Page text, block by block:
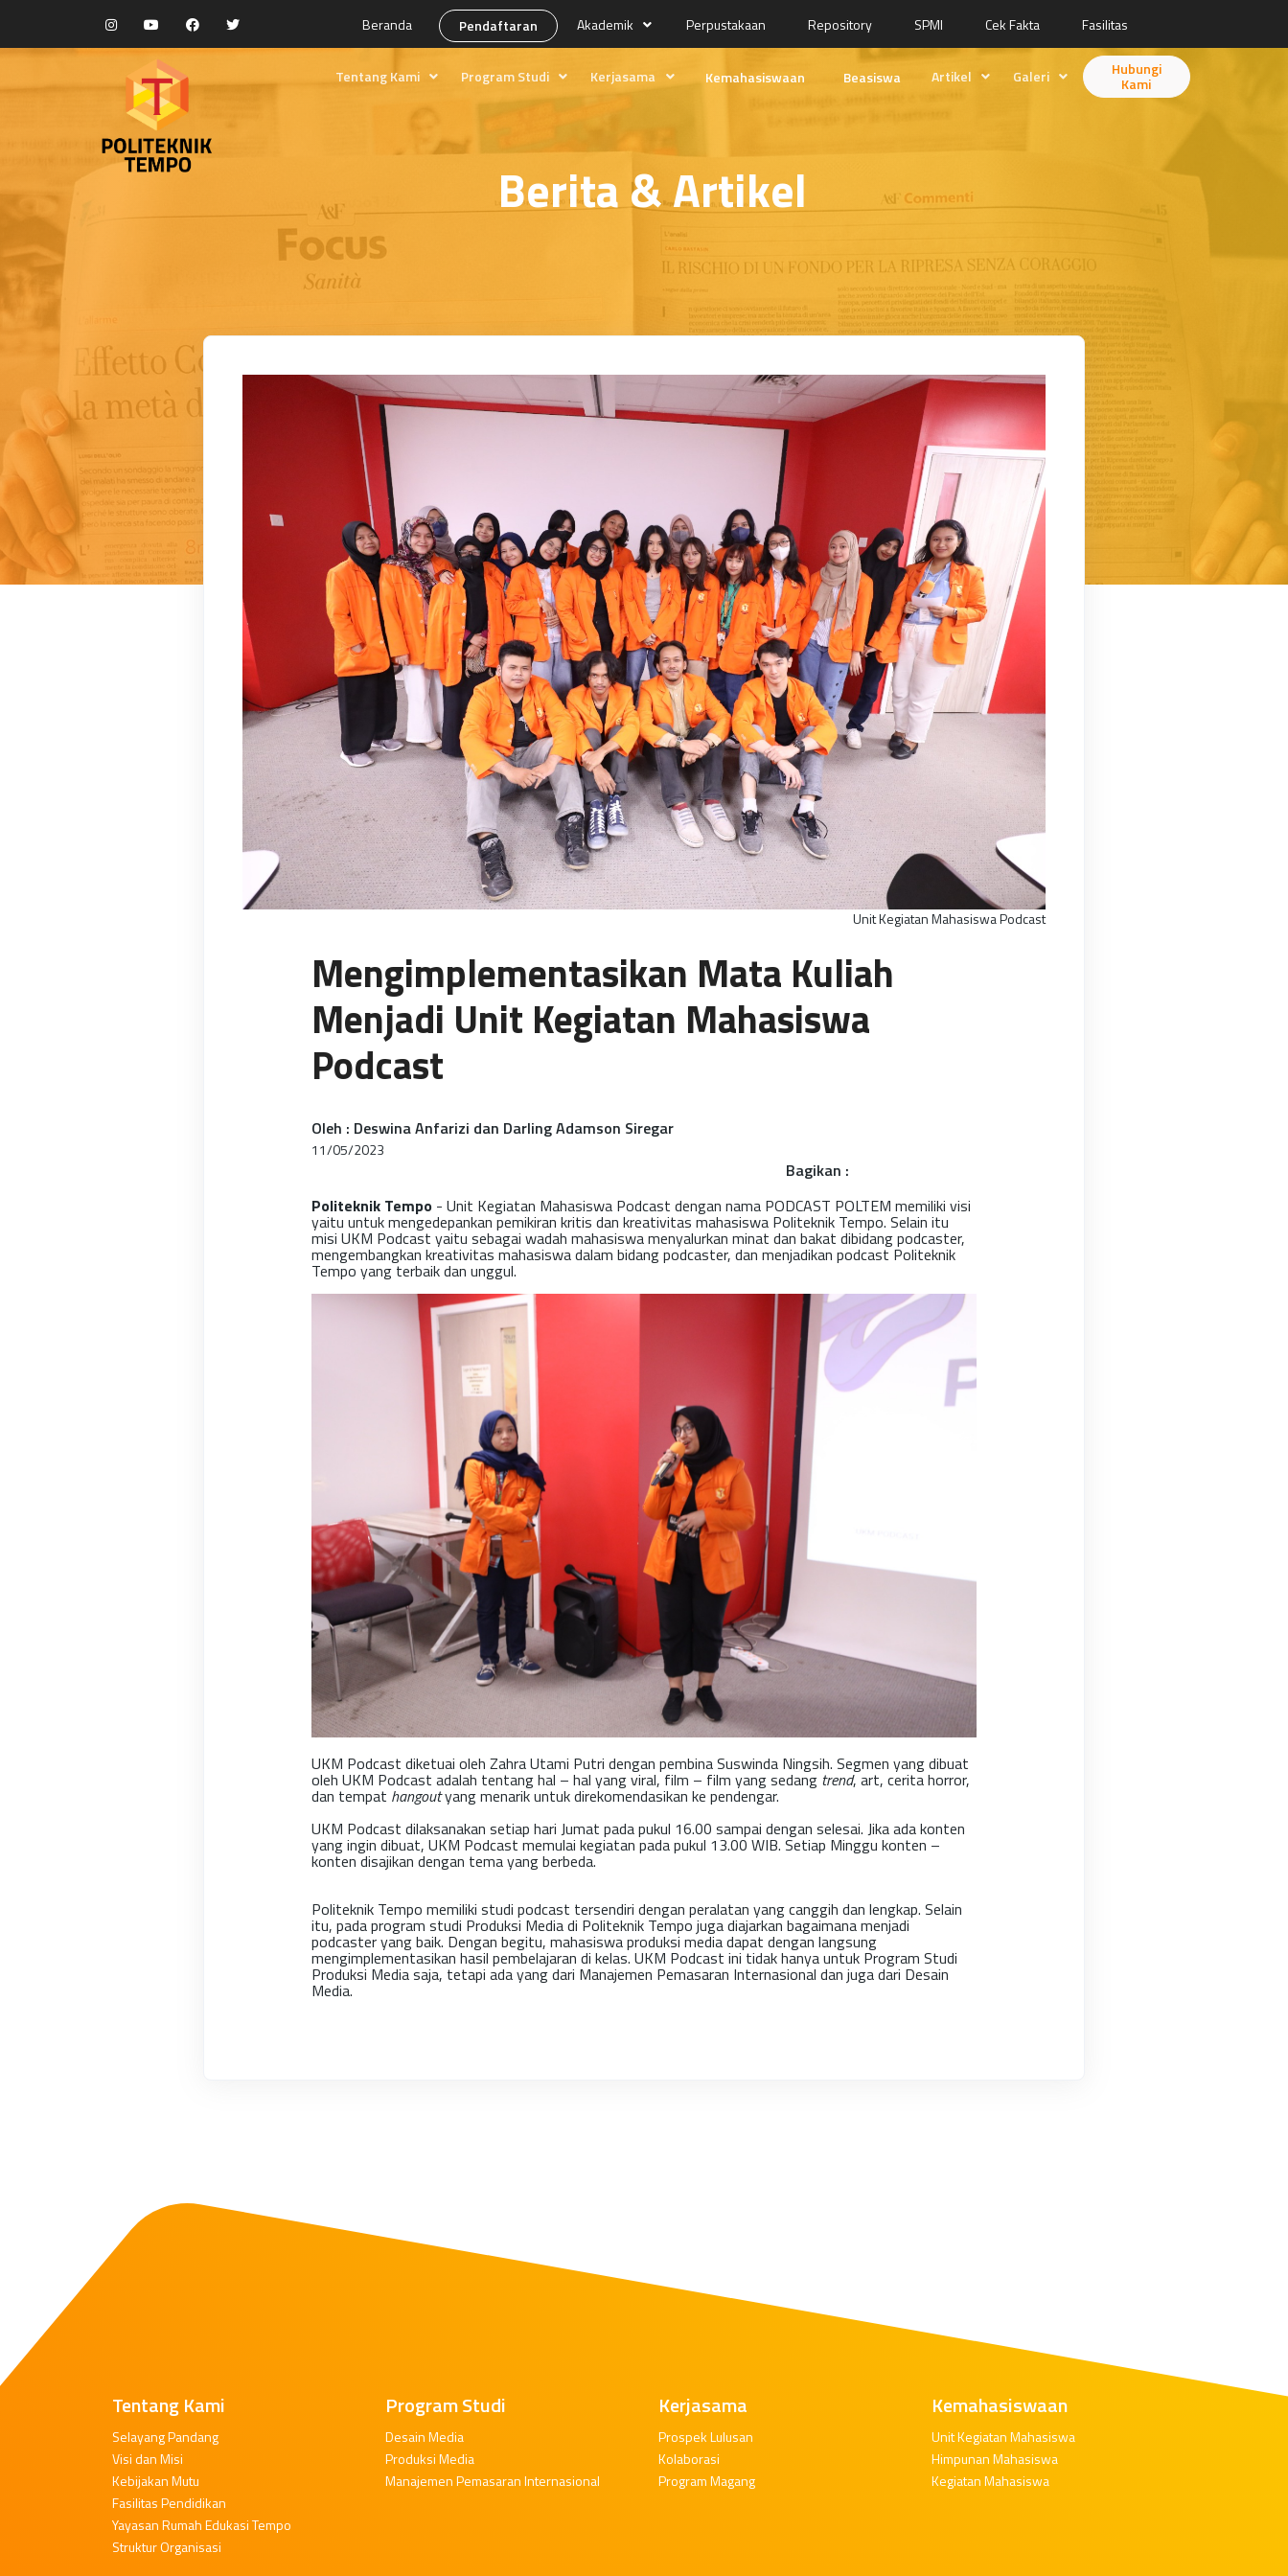
Beranda Pendaftaran Akademik Perpustakaan Repository SPMI Cek Fakta Fasilitas
Berita & Artikel
Unit Kegiatan Mahasiswa Podcast
Mengimplementasikan Mata Kuliah
Menjadi Unit Kegiatan Mahasiswa
Podcast
Oleh : Deswina Anfarizi dan Darling Adamson Siregar
11/05/2023
Bagikan :
Politeknik Tempo - Unit Kegiatan Mahasiswa Podcast dengan nama PODCAST POLTEM memiliki visi
yaitu untuk mengedepankan pemikiran kritis dan kreativitas mahasiswa Politeknik Tempo. Selain itu
misi UKM Podcast yaitu sebagai wadah mahasiswa menyalurkan minat dan bakat dibidang podcaster,
mengembangkan kreativitas mahasiswa dalam bidang podcaster, dan menjadikan podcast Politeknik
Tempo yang terbaik dan unggul.
UKM Podcast diketuai oleh Zahra Utami Putri dengan pembina Suswinda Ningsih. Segmen yang dibuat
oleh UKM Podcast adalah tentang hal – hal yang viral, film – film yang sedang trend, art, cerita horror,
dan tempat hangoutyang menarik untuk direkomendasikan ke pendengar.
UKM Podcast dilaksanakan setiap hari Jumat pada pukul 16.00 sampai dengan selesai. Jika ada konten
yang ingin dibuat, UKM Podcast memulai kegiatan pada pukul 13.00 WIB. Setiap Minggu konten –
konten disajikan dengan tema yang berbeda.
Politeknik Tempo memiliki studi podcast tersendiri dengan peralatan yang canggih dan lengkap. Selain
itu, pada program studi Produksi Media di Politeknik Tempo juga diajarkan bagaimana menjadi
podcaster yang baik. Dengan begitu, mahasiswa produksi media dapat dengan langsung
mengimplementasikan hasil pembelajaran di kelas. UKM Podcast ini tidak hanya untuk Program Studi
Produksi Media saja, tetapi ada yang dari Manajemen Pemasaran Internasional dan juga dari Desain
Media.
Tentang Kami
Kebijakan Mutu
Fasilitas Pendidikan
Yayasan Rumah Edukasi Tempo
Program Studi
Manajemen Pemasaran Internasional
Kerjasama
Program Magang
Kemahasiswaan Beasiswa Artikel Galeri
Ilustrasi
Fotografi
Hubungi
Kami
Tentang Kami
Selayang Pandang
Visi dan Misi
Kebijakan Mutu
Fasilitas Pendidikan
Yayasan Rumah Edukasi Tempo
Struktur Organisasi
Program Studi
Desain Media
Produksi Media
Manajemen Pemasaran Internasional
Kerjasama
Prospek Lulusan
Kolaborasi
Program Magang
Kemahasiswaan
Unit Kegiatan Mahasiswa
Himpunan Mahasiswa
Kegiatan Mahasiswa